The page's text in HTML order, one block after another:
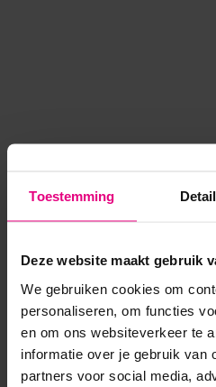
Toestemming
Deze website maakt gebruik
We gebruiken cookies om
personaliseren, om functies
en om ons websiteverkeer te
informatie over je gebruik van
partners voor social media,
Application error: a client-side